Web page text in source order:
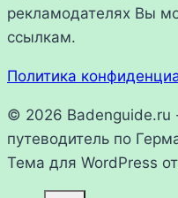
рекламодателях Вы
ссылкам.
Политика
© 2026 Badenguide.ru
путеводитель по
Тема для WordPress от